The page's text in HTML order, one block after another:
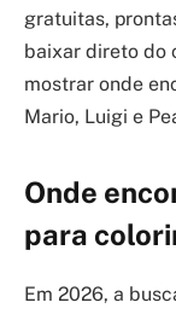
gratuitas,
baixar direto do
mostrar onde
Mario, Luigi e
Onde
para
Em 2026, a